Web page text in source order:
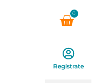
0
Regístrate